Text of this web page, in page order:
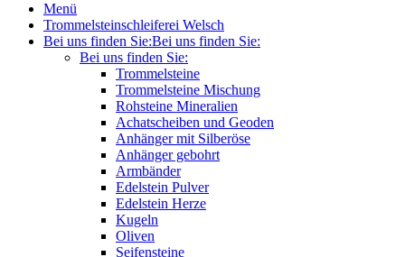
Menü
Trommelsteinschleiferei Welsch
Bei uns finden Sie:Bei uns finden Sie:
Bei uns finden Sie:
Trommelsteine
Trommelsteine Mischung
Rohsteine Mineralien
Achatscheiben und Geoden
Anhänger mit Silberöse
Anhänger gebohrt
Armbänder
Edelstein Pulver
Edelstein Herze
Kugeln
Oliven
Seifensteine